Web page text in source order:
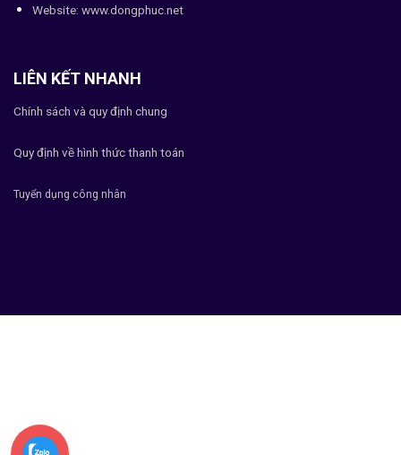
Website: www.dongphuc.net
LIÊN KẾT NHANH
Chính sách và quy định chung
Quy định về hình thức thanh toán
Tuyển dụng công nhân